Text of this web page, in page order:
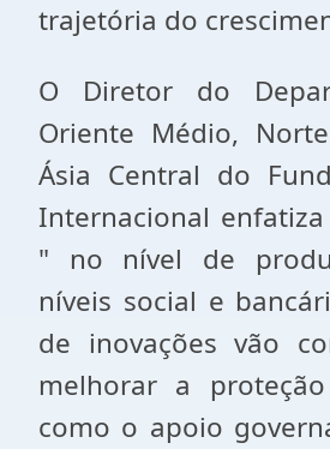
trajetória do
O Diretor do
Oriente Médio,
Ásia Central do
Internacional
" no nível de
níveis social e
de inovações vão
melhorar a
como o apoio